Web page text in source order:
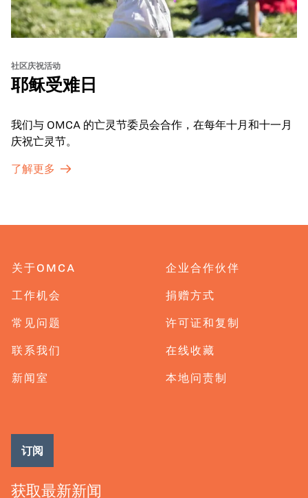
社区庆祝活动
耶稣受难日
我们与 OMCA 的亡灵节委员会合作，在每年十月和十一月
庆祝亡灵节。
了解更多
关于OMCA
工作机会
常见问题
联系我们
新闻室
企业合作伙伴
捐赠方式
许可证和复制
在线收藏
本地问责制
获取最新新闻
订阅